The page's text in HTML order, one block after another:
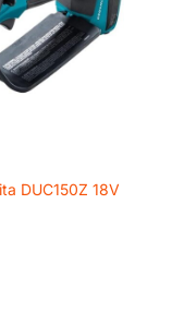
DUC150Z 18V